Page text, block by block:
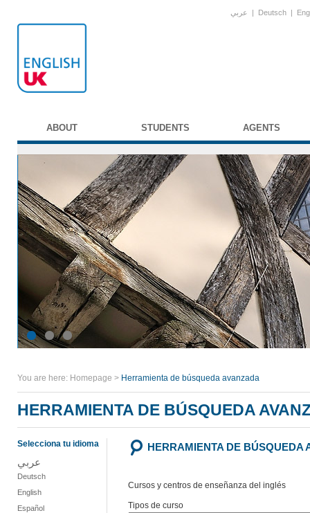
عربي | Deutsch |
ABOUT STUDENTS AGENTS
You are here: Homepage > Herramienta de búsqueda avanzada
HERRAMIENTA DE BÚSQUEDA
Selecciona tu idioma
عربي
Deutsch
English
Español
HERRAMIENTA DE BÚSQUEDA
Cursos y centros de enseñanza del inglés
Tipos de curso